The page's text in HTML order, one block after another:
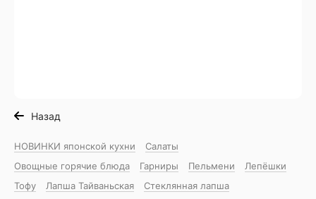
Назад
НОВИНКИ японской кухни
Салаты
Овощные горячие блюда
Гарниры Пельмени
Лепёшки
Тофу
Лапша Тайваньская
Стеклянная лапша